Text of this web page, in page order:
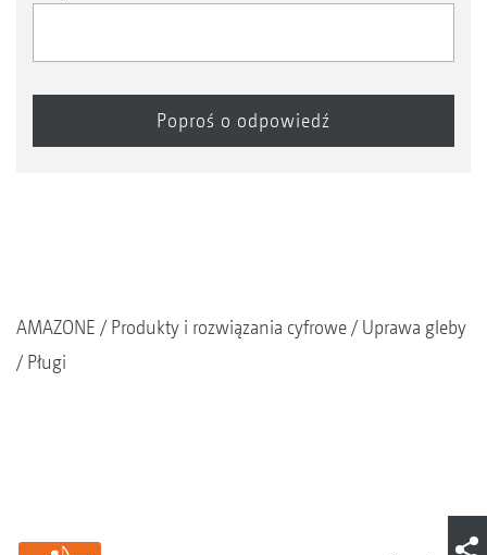
AMAZONE Produkty i rozwiązania cyfrowe
Uprawa gleby
Pługi